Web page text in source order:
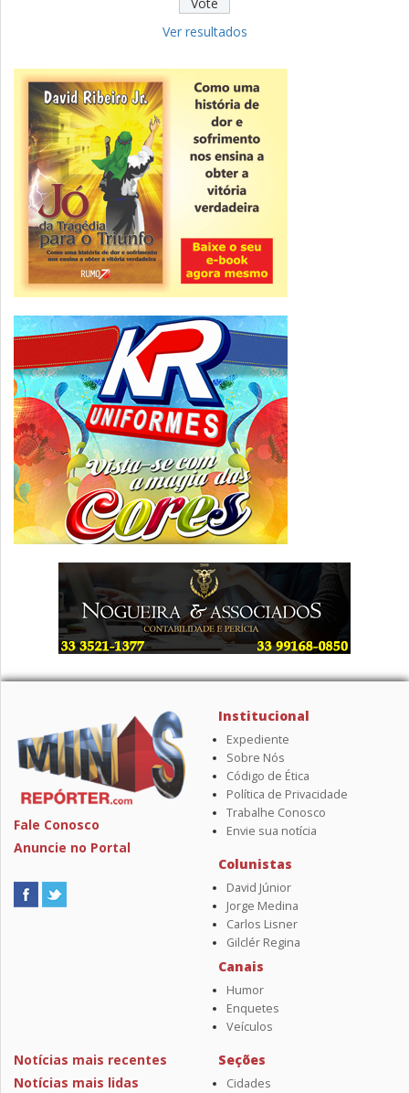
Fies: pré-selecionados têm até terça
para complementar informações
Novidade
CNPJ alfanumérico começa a ser emitido
nesta sexta
ver todas »
Ver resultados
Fale Conosco
Anuncie no Portal
Institucional
Expediente
Sobre Nós
Código de Ética
Política de Privacidade
Trabalhe Conosco
Envie sua notícia
Colunistas
David Júnior
Jorge Medina
Carlos Lisner
Gilclér Regina
Canais
Humor
Enquetes
Veículos
Notícias mais recentes
Notícias mais lidas
Seções
Cidades